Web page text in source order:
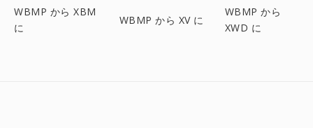
WBMP から XBM
に
WBMP から XV に
WBMP から
XWD に